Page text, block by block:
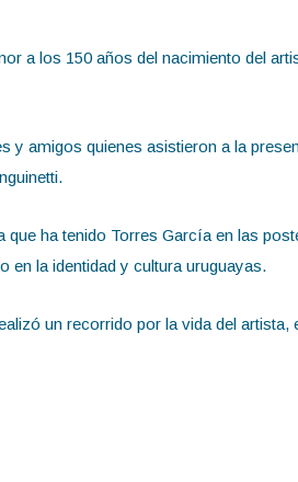
a los 150 años del nacimiento del
amigos quienes asistieron a la
ha tenido Torres García en las
en la identidad y cultura uruguayas.
un recorrido por la vida del